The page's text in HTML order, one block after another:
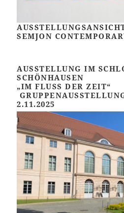
SEMJON
AUSSTELLUNG IM
SCHÖNHAUSEN
„IM FLUSS DER ZEIT“
2.11.2025